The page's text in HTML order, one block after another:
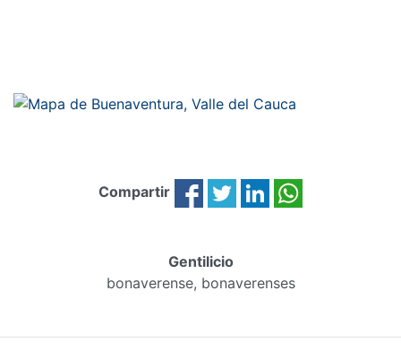
Compartir
Gentilicio
bonaverense, bonaverenses